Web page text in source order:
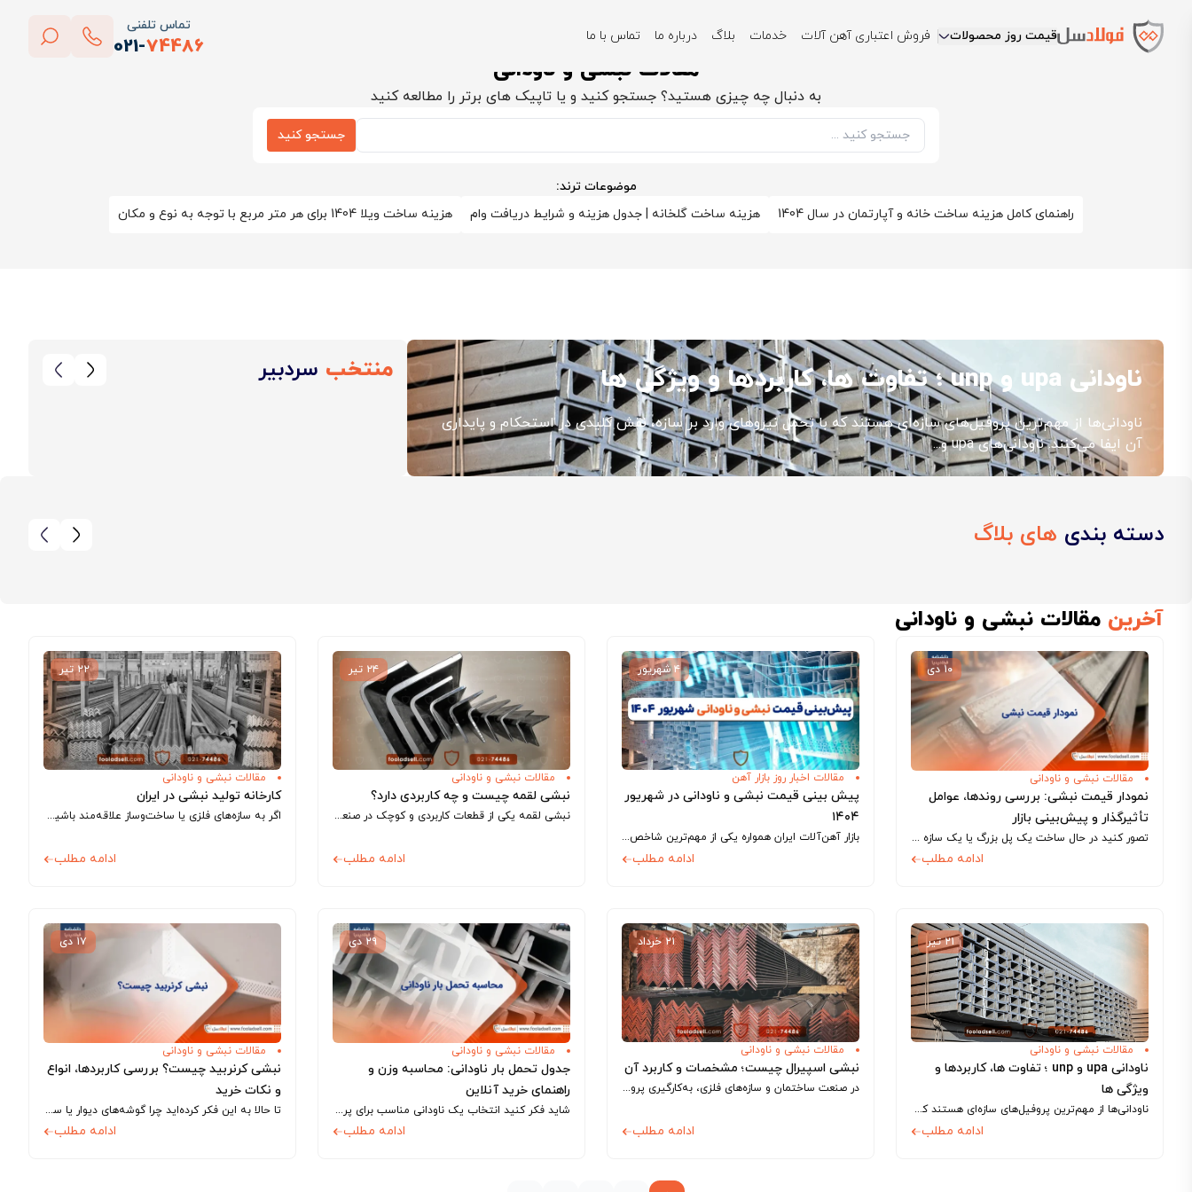
قیمت روز محصولات فروش اعتباری آهن آلات خدمات بلاگ درباره ما تماس با ما
تماس تلفنی
021-74486
پاک کردن
مقالات نبشی و ناودانی
به دنبال چه چیزی هستید؟ جستجو کنید و یا تاپیک های برتر را مطالعه کنید
جستجو کنید
موضوعات ترند:
راهنمای کامل هزینه ساخت خانه و آپارتمان در سال 1404
هزینه ساخت گلخانه | جدول هزینه و شرایط دریافت وام هزینه ساخت ویلا 1404 برای هر متر مربع با توجه به نوع و مکان
ناودانی upa و unp ؛ تفاوت‌ ها، کاربردها و ویژگی‌ ها
ناودانی‌ها از مهم‌ترین پروفیل‌های سازه‌ای هستند که با تحمل نیروهای وارد بر سازه، نقش کلیدی در استحکام و پایداری
آن ایفا می‌کنند. ناودانی‌های upa و...
منتخب سردبیر
دسته بندی های بلاگ
آخرین مقالات نبشی و ناودانی
۱۰ دی
مقالات نبشی و ناودانی
نمودار قیمت نبشی: بررسی روندها، عوامل
تأثیرگذار و پیش‌بینی بازار
تصور کنید در حال ساخت یک پل بزرگ یا یک سازه صنعتی هستید و ناگهان متوجه می‌شوید قیمت یکی از مهم‌ترین اجزای پروژه، یعنی نبشی،...
ادامه مطلب
۴ شهریور
مقالات اخبار روز بازار آهن
پیش بینی قیمت نبشی و ناودانی در شهریور
۱۴۰۴
بازار آهن‌آلات ایران همواره یکی از مهم‌ترین شاخص‌های وضعیت کلی اقتصاد و صنعت کشور به شمار می‌رود؛ اما در میان همه مقاطع فولادی، نبشی و...
ادامه مطلب
۲۴ تیر
مقالات نبشی و ناودانی
نبشی لقمه چیست و چه کاربردی دارد؟
نبشی لقمه یکی از قطعات کاربردی و کوچک در صنعت ساختمان است که با وجود اندازه‌ی جمع‌ و جور خود، نقش بسیار مهمی در استحکام...
ادامه مطلب
۲۲ تیر
مقالات نبشی و ناودانی
کارخانه‌ تولید نبشی در ایران
اگر به سازه‌های فلزی یا ساخت‌وساز علاقه‌مند باشید، احتمالا با مقاطعی به شکل حرف L برخورد کرده‌اید که در تقویت گوشه‌ها و اتصال اجزای سازه...
ادامه مطلب
۲۱ تیر
مقالات نبشی و ناودانی
ناودانی upa و unp ؛ تفاوت‌ ها، کاربردها و
ویژگی‌ ها
ناودانی‌ها از مهم‌ترین پروفیل‌های سازه‌ای هستند که با تحمل نیروهای وارد بر سازه، نقش کلیدی در استحکام و پایداری آن ایفا می‌کنند. ناودانی‌های upa و...
ادامه مطلب
۲۱ خرداد
مقالات نبشی و ناودانی
نبشی اسپیرال چیست؛ مشخصات و کاربرد آن
در صنعت ساختمان و سازه‌های فلزی، به‌کارگیری پروفیل‌های مقاوم و با کیفیت یکی از مهم‌ترین ارکان تضمین دوام، ایمنی و بهره‌وری سازه‌ها به شمار می‌رود....
ادامه مطلب
۲۹ دی
مقالات نبشی و ناودانی
جدول تحمل بار ناودانی: محاسبه وزن و
راهنمای خرید آنلاین
شاید فکر کنید انتخاب یک ناودانی مناسب برای پروژه‌تان کار پیچیده‌ای است، اما واقعیت این است که با کمی آگاهی می‌توانید بهترین تصمیم را بگیرید....
ادامه مطلب
۱۷ دی
مقالات نبشی و ناودانی
نبشی کرنربید چیست؟ بررسی کاربردها، انواع
و نکات خرید
تا حالا به این فکر کرده‌اید چرا گوشه‌های دیوار یا سقف‌های کاذب این‌قدر صاف و بدون ایراد به نظر می‌رسند؟ پشت این ظاهر ساده، یک...
ادامه مطلب